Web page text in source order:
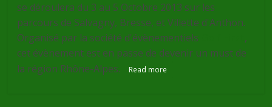
se déroulera du 3 au 5 Octobre 2013 sur les
parcours de Salvagny, Bresse, et Villette d'Anthon.
Organisé par la société d'évènementiels
,
cet évènement est en passe de devenir un must de
la région Rhône-Alpes.
Read more